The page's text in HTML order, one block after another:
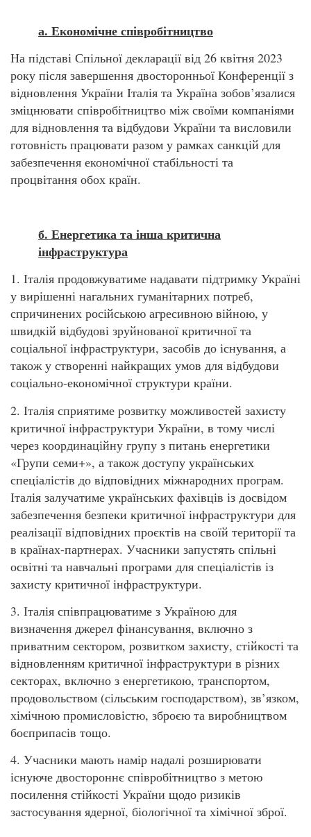
а. Економічне співробітництво
На підставі Спільної декларації від 26 квітня 2023
року після завершення двосторонньої Конференції з
відновлення України Італія та Україна зобов’язалися
зміцнювати співробітництво між своїми компаніями
для відновлення та відбудови України та висловили
готовність працювати разом у рамках санкцій для
забезпечення економічної стабільності та
процвітання обох країн.
б. Енергетика та інша критична
інфраструктура
1. Італія продовжуватиме надавати підтримку Україні
у вирішенні нагальних гуманітарних потреб,
спричинених російською агресивною війною, у
швидкій відбудові зруйнованої критичної та
соціальної інфраструктури, засобів до існування, а
також у створенні найкращих умов для відбудови
соціально-економічної структури країни.
2. Італія сприятиме розвитку можливостей захисту
критичної інфраструктури України, в тому числі
через координаційну групу з питань енергетики
«Групи семи+», а також доступу українських
спеціалістів до відповідних міжнародних програм.
Італія залучатиме українських фахівців із досвідом
забезпечення безпеки критичної інфраструктури для
реалізації відповідних проєктів на своїй території та
в країнах-партнерах. Учасники запустять спільні
освітні та навчальні програми для спеціалістів із
захисту критичної інфраструктури.
3. Італія співпрацюватиме з Україною для
визначення джерел фінансування, включно з
приватним сектором, розвитком захисту, стійкості та
відновленням критичної інфраструктури в різних
секторах, включно з енергетикою, транспортом,
продовольством (сільським господарством), зв’язком,
хімічною промисловістю, зброєю та виробництвом
боєприпасів тощо.
4. Учасники мають намір надалі розширювати
існуюче двостороннє співробітництво з метою
посилення стійкості України щодо ризиків
застосування ядерної, біологічної та хімічної зброї.